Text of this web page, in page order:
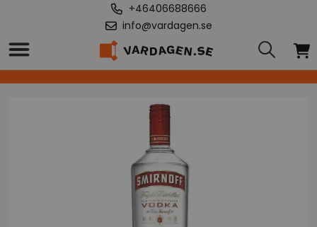
+46406688666
info@vardagen.se
Hem